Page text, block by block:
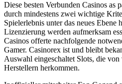
Diese besten Verbunden Casinos as
durch mindestens zwei wichtige
Spielerlebnis unter das neues Ebene
Lizenzierung werden aufmerksam
Casinos offerte nachfolgende
Gamer. Casinorex ist und bleibt
Auswahl eingeschaltet Slots, die von
Herstellern herkommen.